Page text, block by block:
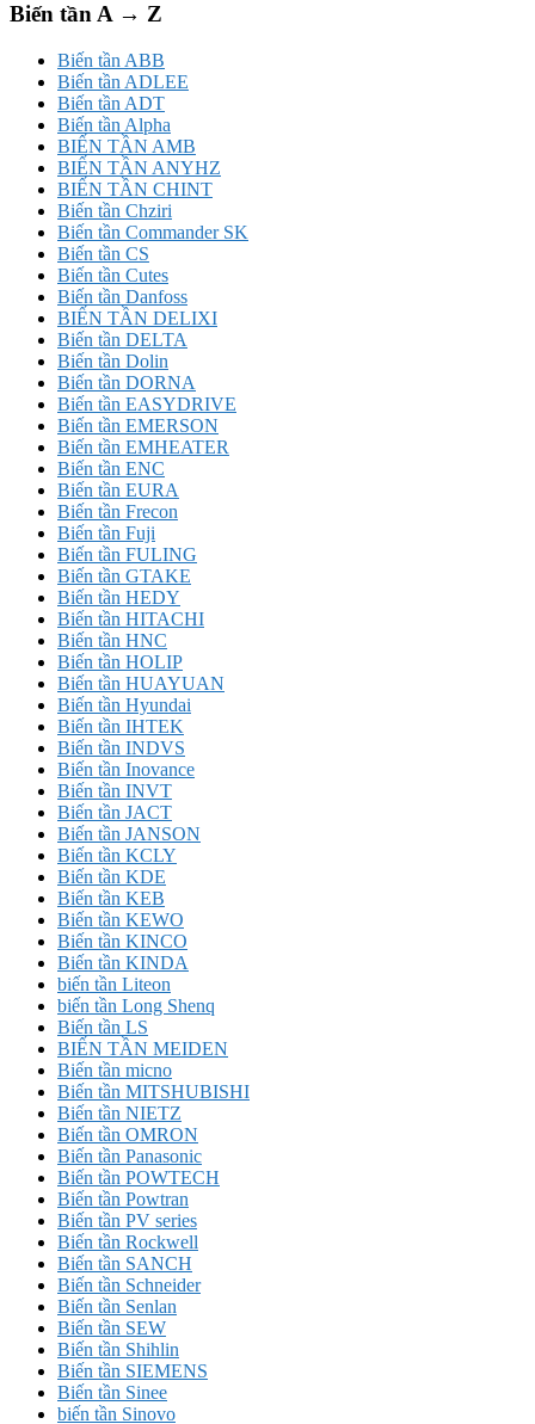
Biến tần A → Z
Biến tần ABB
Biến tần ADLEE
Biến tần ADT
Biến tần Alpha
BIẾN TẦN AMB
BIẾN TẦN ANYHZ
BIẾN TẦN CHINT
Biến tần Chziri
Biến tần Commander SK
Biến tần CS
Biến tần Cutes
Biến tần Danfoss
BIẾN TẦN DELIXI
Biến tần DELTA
Biến tần Dolin
Biến tần DORNA
Biến tần EASYDRIVE
Biến tần EMERSON
Biến tần EMHEATER
Biến tần ENC
Biến tần EURA
Biến tần Frecon
Biến tần Fuji
Biến tần FULING
Biến tần GTAKE
Biến tần HEDY
Biến tần HITACHI
Biến tần HNC
Biến tần HOLIP
Biến tần HUAYUAN
Biến tần Hyundai
Biến tần IHTEK
Biến tần INDVS
Biến tần Inovance
Biến tần INVT
Biến tần JACT
Biến tần JANSON
Biến tần KCLY
Biến tần KDE
Biến tần KEB
Biến tần KEWO
Biến tần KINCO
Biến tần KINDA
biến tần Liteon
biến tần Long Shenq
Biến tần LS
BIẾN TẦN MEIDEN
Biến tần micno
Biến tần MITSHUBISHI
Biến tần NIETZ
Biến tần OMRON
Biến tần Panasonic
Biến tần POWTECH
Biến tần Powtran
Biến tần PV series
Biến tần Rockwell
Biến tần SANCH
Biến tần Schneider
Biến tần Senlan
Biến tần SEW
Biến tần Shihlin
Biến tần SIEMENS
Biến tần Sinee
biến tần Sinovo